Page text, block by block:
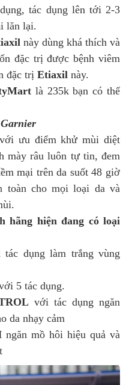
tác dụng lên tới 2-3
lăn lại.
này dùng khá thích và
đặc trị được bệnh viêm
đặc trị Etiaxil này.
là 235k bạn có thể
với ưu điểm khử mùi diệt
mày râu luôn tự tin, đem
mại trên da suốt 48 giờ
toàn cho mọi loại da và
hãng hiện đang có loại
tác dụng làm trắng vùng
5 tác dụng.
với tác dụng ngăn
da nhạy cảm
ngăn mồ hôi hiệu quả và